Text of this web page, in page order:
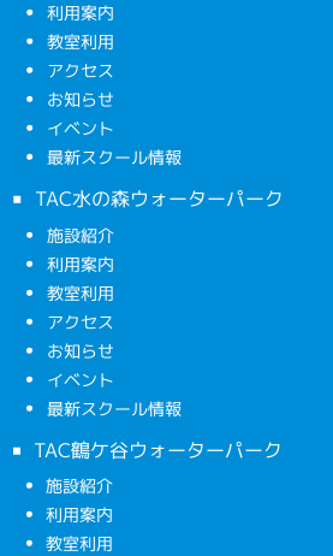
利用案内
教室利用
アクセス
お知らせ
イベント
最新スクール情報
TAC水の森ウォーターパーク
施設紹介
利用案内
教室利用
アクセス
お知らせ
イベント
最新スクール情報
TAC鶴ケ谷ウォーターパーク
施設紹介
利用案内
教室利用